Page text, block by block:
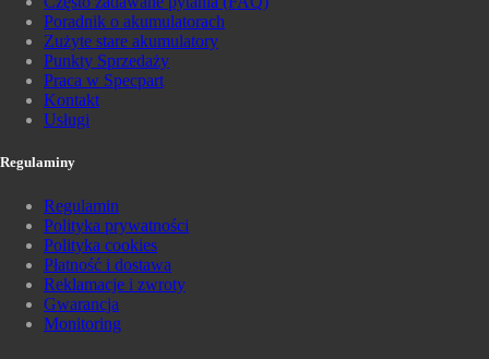
Poradnik o akumulatorach
Zużyte stare akumulatory
Punkty Sprzedaży
Praca w Specpart
Kontakt
Usługi
Regulaminy
Regulamin
Polityka prywatności
Polityka cookies
Płatność i dostawa
Reklamacje i zwroty
Gwarancja
Monitoring